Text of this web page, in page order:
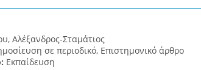
Αλέξανδρος-Σταμάτιος
σε περιοδικό, Επιστημονικό άρθρο
Εκπαίδευση